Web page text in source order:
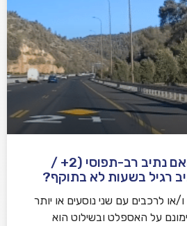
נתיב 2+ חוקים | האם נתיב רב-תפוסי (2+ /
רגיל בשעות לא בתוקף?
או לרכבים עם שני נוסעים או יותר
על האספלט ובשילוט הוא